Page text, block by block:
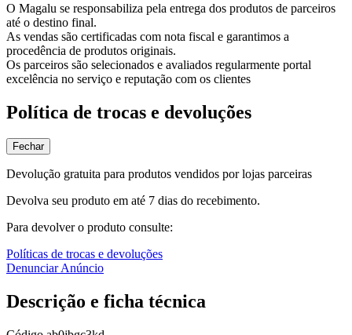
O Magalu se responsabiliza pela entrega dos produtos de parceiros
até o destino final.
As vendas são certificadas com nota fiscal e garantimos a
procedência de produtos originais.
Os parceiros são selecionados e avaliados regularmente portal
excelência no serviço e reputação com os clientes
Política de trocas e devoluções
Fechar
Devolução gratuita para produtos vendidos por lojas parceiras
Devolva seu produto em até 7 dias do recebimento.
Para devolver o produto consulte:
Políticas de trocas e devoluções
Denunciar Anúncio
Descrição e ficha técnica